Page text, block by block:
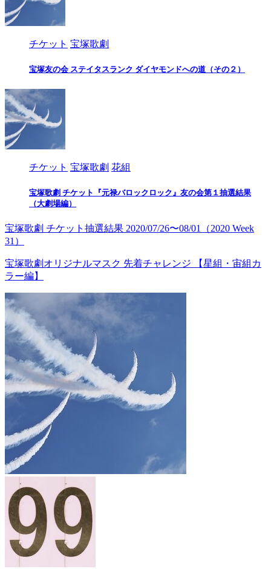
チケット 宝塚歌劇
宝塚友の会 ステイタスランク ダイヤモンドへの道（その２）
チケット 宝塚歌劇 花組
宝塚歌劇 チケット『元禄バロックロック』友の会第１抽選結果
（大劇場編）
宝塚歌劇 チケット抽選結果 2020/07/26〜08/01（2020 Week
31）
宝塚歌劇オリジナルマスク 先着チャレンジ 【星組・宙組カ
ラー編】